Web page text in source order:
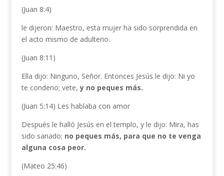
(Juan 8:4)
le dijeron: Maestro, esta mujer ha sido sorprendida en
el acto mismo de adulterio.
(Juan 8:11)
Ella dijo: Ninguno, Señor. Entonces Jesús le dijo: Ni yo
te condeno; vete,y no peques más.
(Juan 5:14) Les hablaba con amor
Después le halló Jesús en el templo, y le dijo: Mira, has
sido sanado; no peques más, para que no te venga
alguna cosa peor.
(Mateo 25:46)